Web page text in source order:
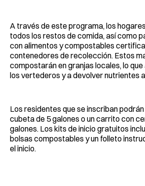
A través de este programa, los
todos los restos de comida, así como
con alimentos y compostables
contenedores de recolección. Estos
compostarán en granjas locales, lo
los vertederos y a devolver nutrientes
Los residentes que se inscriban
cubeta de 5 galones o un carrito con
galones. Los kits de inicio gratuitos
bolsas compostables y un folleto
el inicio.